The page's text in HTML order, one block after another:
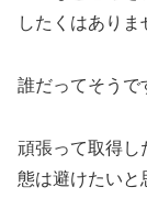
したくはありま
誰だってそうで
頑張って取得し
態は避けたいと